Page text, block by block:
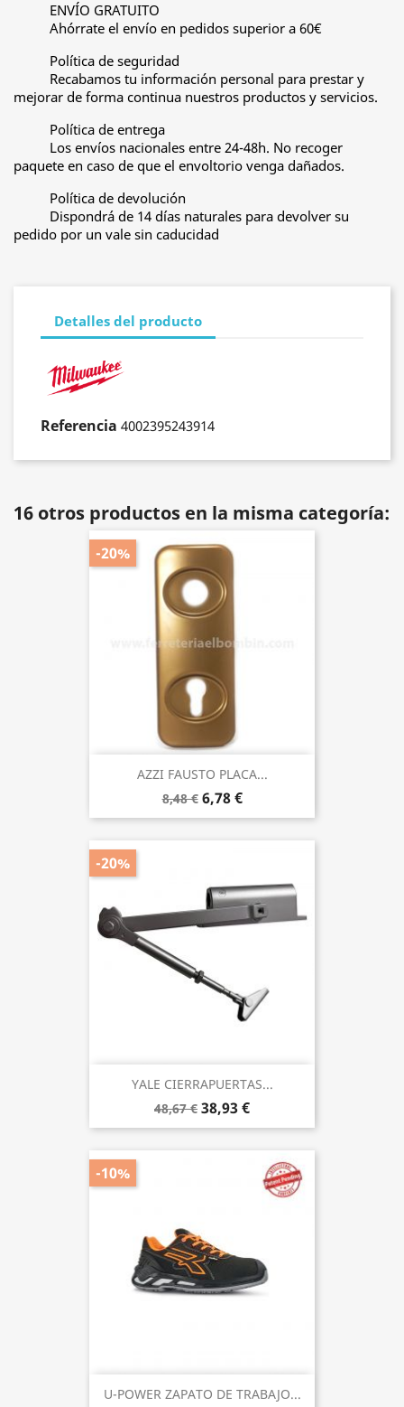
ENVÍO GRATUITO
Ahórrate el envío en pedidos superior a 60€
Política de seguridad
Recabamos tu información personal para prestar y
mejorar de forma continua nuestros productos y servicios.
Política de entrega
Los envíos nacionales entre 24-48h. No recoger
paquete en caso de que el envoltorio venga dañados.
Política de devolución
Dispondrá de 14 días naturales para devolver su
pedido por un vale sin caducidad
Detalles del producto
Referencia 4002395243914
16 otros productos en la misma categoría:
AZZI FAUSTO PLACA...
8,48 € 6,78 €
-20%
YALE CIERRAPUERTAS...
48,67 € 38,93 €
-20%
U-POWER ZAPATO DE TRABAJO...
-10%